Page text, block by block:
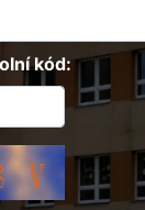
kód: